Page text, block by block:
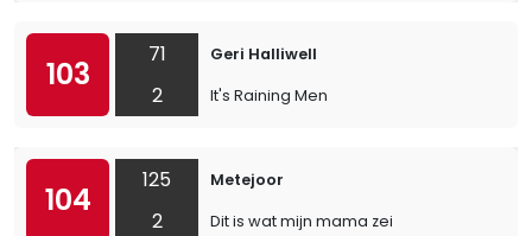
103
71
2
Geri Halliwell
It's Raining Men
104
125
2
Metejoor
Dit is wat mijn mama zei